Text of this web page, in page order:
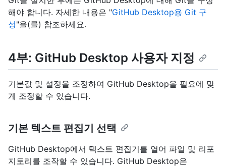
해야 합니다. 자세한 내용은 "GitHub Desktop용 Git 구
성"을(를) 참조하세요.
4부: GitHub Desktop 사용자 지정
기본값 및 설정을 조정하여 GitHub Desktop을 필요에 맞
게 조정할 수 있습니다.
기본 텍스트 편집기 선택
GitHub Desktop에서 텍스트 편집기를 열어 파일 및 리포
지토리를 조작할 수 있습니다. GitHub Desktop은